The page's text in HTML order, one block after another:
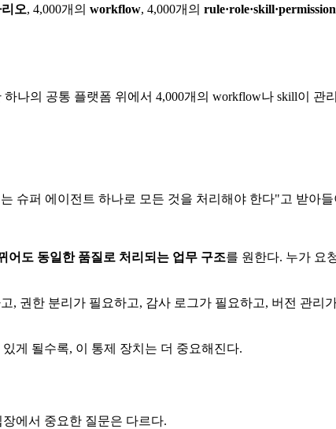
오, 4,000개의 workflow, 4,000개의
나의 공통 플랫폼 위에서 4,000개의 workflow나 skill이 관
슈퍼 에이전트 하나로 모든 것을 처리해야 한다"고 받아
어도 동일한 품질로 처리되는 업무 구조를 원한다. 누가 요
, 권한 분리가 필요하고, 감사 로그가 필요하고, 버전 관리
게 될수록, 이 통제 장치는 더 중요해진다.
에서 중요한 질문은 다르다.